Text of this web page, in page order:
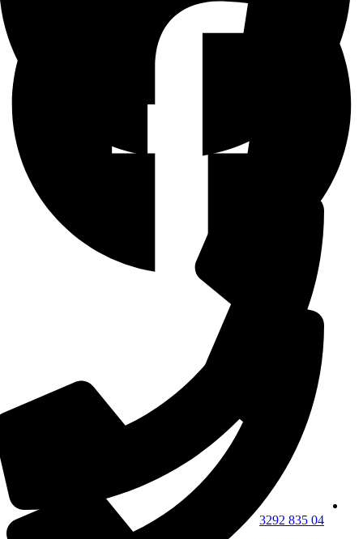
04 835 3292